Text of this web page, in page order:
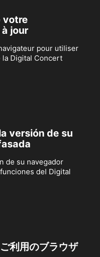
votre
jour
pour utiliser
Digital Concert
versión de su
de su navegador
del Digital
利用のブラウザ